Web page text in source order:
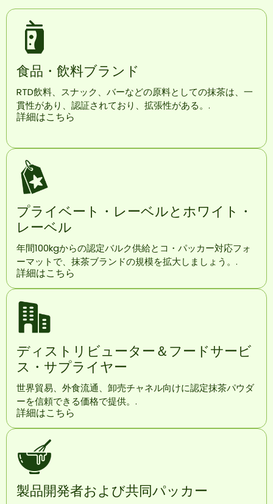
食品・飲料ブランド
RTD飲料、スナック、バーなどの原料としての抹茶は、一
貫性があり、認証されており、拡張性がある。.
詳細はこちら
プライベート・レーベルとホワイト・
レーベル
年間100kgからの認定バルク供給とコ・パッカー対応フォ
ーマットで、抹茶ブランドの規模を拡大しましょう。.
詳細はこちら
ディストリビューター＆フードサービ
ス・サプライヤー
世界貿易、外食流通、卸売チャネル向けに認定抹茶パウダ
ーを信頼できる価格で提供。.
詳細はこちら
製品開発者および共同パッカー